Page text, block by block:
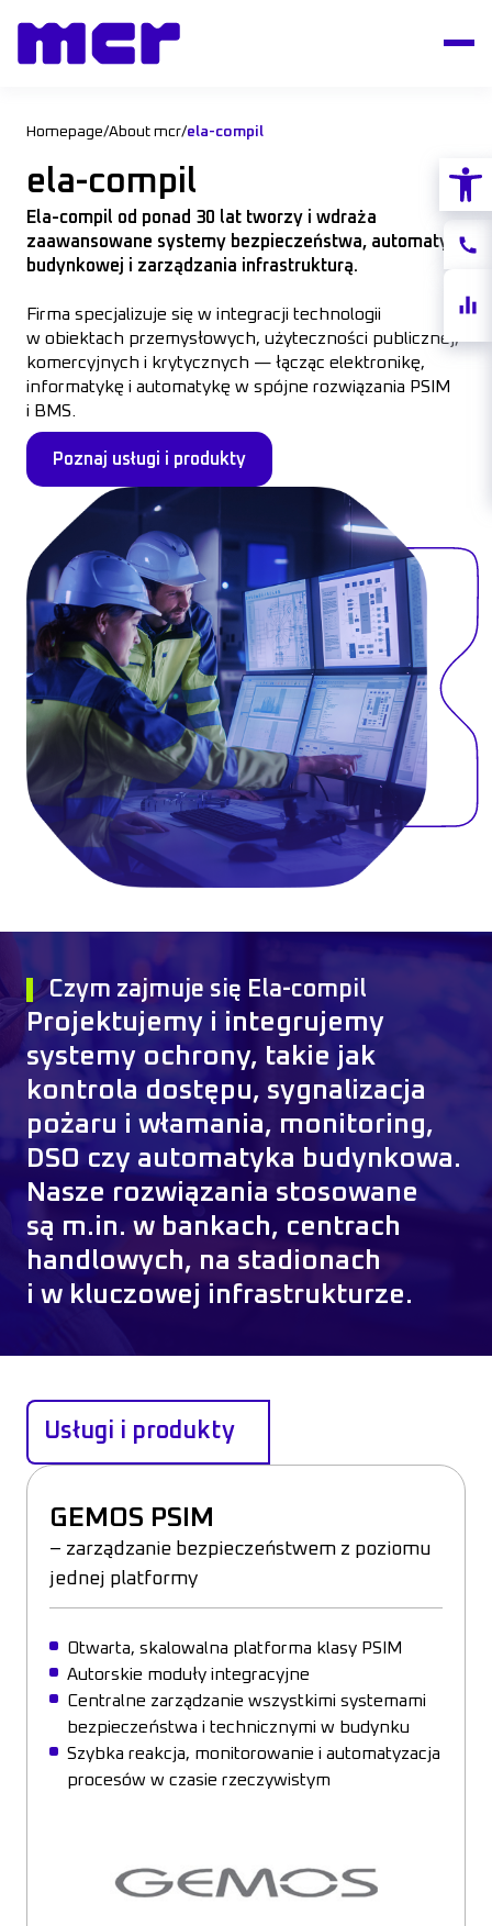
Share
Homepage/About mcr/ela-compil
ela-compil
Ela-compil od ponad 30 lat tworzy i wdraża
zaawansowane systemy bezpieczeństwa, automatyki
budynkowej i zarządzania infrastrukturą.
Firma specjalizuje się w integracji technologii
w obiektach przemysłowych, użyteczności publicznej,
komercyjnych i krytycznych — łącząc elektronikę,
informatykę i automatykę w spójne rozwiązania PSIM
i BMS.
Poznaj usługi i produkty
Czym zajmuje się Ela-compil
Projektujemy i integrujemy
systemy ochrony, takie jak
kontrola dostępu, sygnalizacja
pożaru i włamania, monitoring,
DSO czy automatyka budynkowa.
Nasze rozwiązania stosowane
są m.in. w bankach, centrach
handlowych, na stadionach
i w kluczowej infrastrukturze.
Usługi i produkty
GEMOS PSIM
– zarządzanie bezpieczeństwem z poziomu
jednej platformy
Otwarta, skalowalna platforma klasy PSIM
Autorskie moduły integracyjne
Centralne zarządzanie wszystkimi systemami
bezpieczeństwa i technicznymi w budynku
Szybka reakcja, monitorowanie i automatyzacja
procesów w czasie rzeczywistym